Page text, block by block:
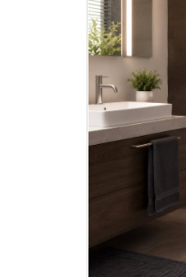
Unikate
Antike
Industrie
Elektrische